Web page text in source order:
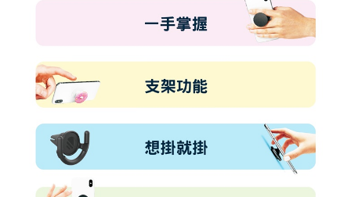
https://netprotections.freshdesk.com/support/home
易，需依本服務之必要範圍內提供個人資料，並將交易相關給付款項請求債
權轉讓予恩沛科技股份有限公司。
２．關於個人資料處理事宜，請瀏覽以下網址：
https://aftee.tw/terms/#terms3
「AFTEE先享後付」，若未經同意申辦者引起之損失，本公司不負相關責
４．使用「AFTEE先享後付」時，將依據個別帳號之用戶狀況，依本公司即
時審查核予不同之上限額度；若仍有額度不足之情形，本公司將視審查結果
請求用戶進行身份認證。
離島配送
每筆NT$100